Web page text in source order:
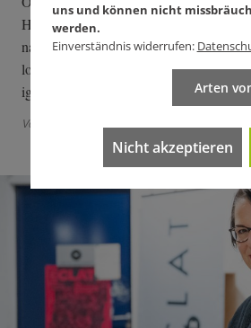
Hoffmeister-Kraut glasklare CDU-
nach der Landtagswahl am 8. März ihren
los sein. Spitzenkandidat und
ignoriert ihre Bilanz, um selbst zu
Von Johanna Henkel-Waidhofer
uns und können nicht
werden.
Einverständnis widerrufen:
Arten
Nicht akzeptieren